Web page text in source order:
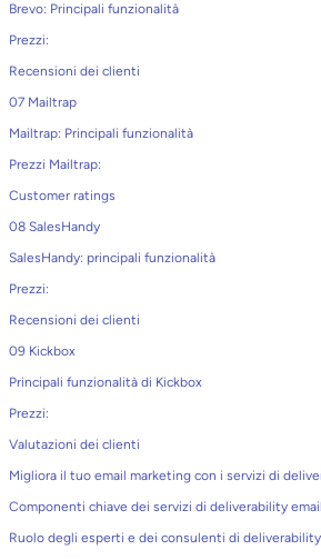
Brevo: Principali funzionalità
Prezzi:
Recensioni dei clienti
07 Mailtrap
Mailtrap: Principali funzionalità
Prezzi Mailtrap:
Customer ratings
08 SalesHandy
SalesHandy: principali funzionalità
Prezzi:
Recensioni dei clienti
09 Kickbox
Principali funzionalità di Kickbox
Prezzi:
Valutazioni dei clienti
Migliora il tuo email marketing con i servizi di
Componenti chiave dei servizi di deliverability email
Ruolo degli esperti e dei consulenti di deliverability